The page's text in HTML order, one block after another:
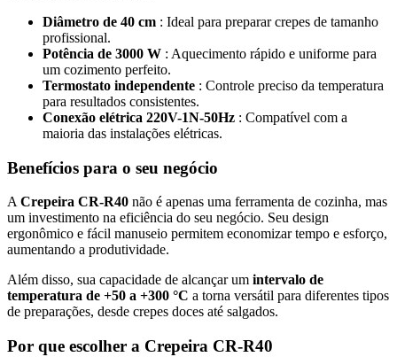
Diâmetro de 40 cm : Ideal para preparar crepes de tamanho
profissional.
Potência de 3000 W : Aquecimento rápido e uniforme para
um cozimento perfeito.
Termostato independente : Controle preciso da temperatura
para resultados consistentes.
Conexão elétrica 220V-1N-50Hz : Compatível com a
maioria das instalações elétricas.
Benefícios para o seu negócio
A Crepeira CR-R40 não é apenas uma ferramenta de cozinha, mas
um investimento na eficiência do seu negócio. Seu design
ergonômico e fácil manuseio permitem economizar tempo e esforço,
aumentando a produtividade.
Além disso, sua capacidade de alcançar um intervalo de
temperatura de +50 a +300 °C a torna versátil para diferentes tipos
de preparações, desde crepes doces até salgados.
Por que escolher a Crepeira CR-R40